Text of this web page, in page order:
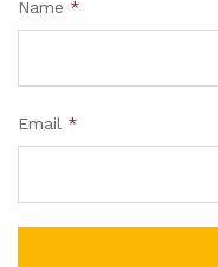
Name *
Email *